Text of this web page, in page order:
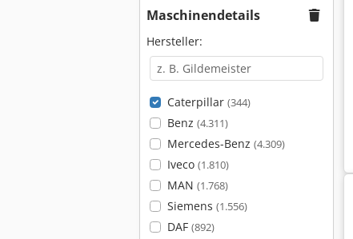
Maschinendetails
Hersteller:
Caterpillar (344)
Benz (4.311)
Mercedes-Benz (4.309)
Iveco (1.810)
MAN (1.768)
Siemens (1.556)
DAF (892)